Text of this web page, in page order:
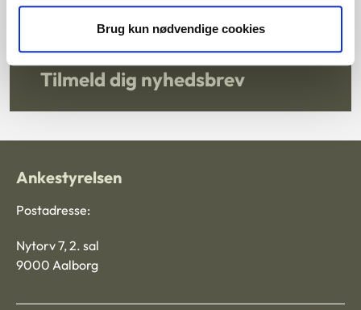
Brug kun nødvendige cookies
Tilmeld dig nyhedsbrev
Ankestyrelsen
Postadresse:
Nytorv 7, 2. sal
9000 Aalborg